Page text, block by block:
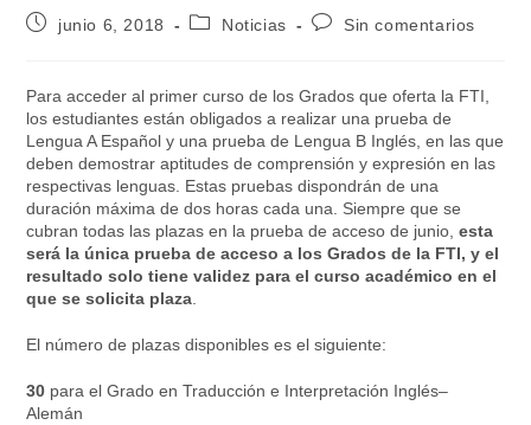
junio 6, 2018 Noticias Sin comentarios
Para acceder al primer curso de los Grados que oferta la FTI,
los estudiantes están obligados a realizar una prueba de
Lengua A Español y una prueba de Lengua B Inglés, en las que
deben demostrar aptitudes de comprensión y expresión en las
respectivas lenguas. Estas pruebas dispondrán de una
duración máxima de dos horas cada una. Siempre que se
cubran todas las plazas en la prueba de acceso de junio, esta
será la única prueba de acceso a los Grados de la FTI, y el
resultado solo tiene validez para el curso académico en el
que se solicita plaza.
El número de plazas disponibles es el siguiente:
30 para el Grado en Traducción e Interpretación Inglés–
Alemán